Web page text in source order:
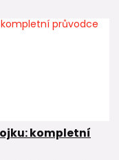
kompletní